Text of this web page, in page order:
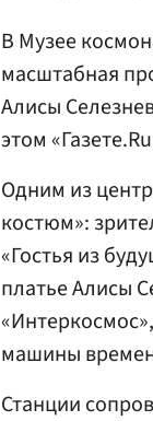
В Музее
масштабная
Алисы
этом
Одним из
костюм»:
«Гостья из
платье Алисы
машины
Станции